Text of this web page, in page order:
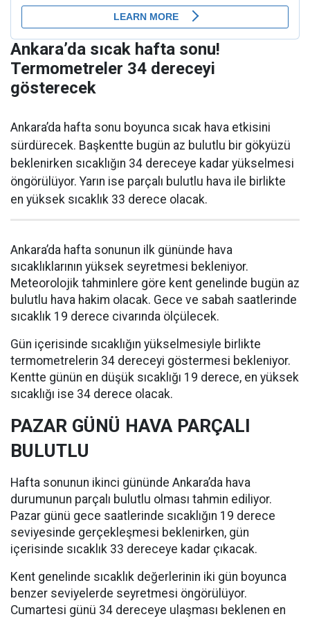
Ankara’da sıcak hafta sonu!
Termometreler 34 dereceyi
gösterecek
Ankara’da hafta sonu boyunca sıcak hava etkisini
sürdürecek. Başkentte bugün az bulutlu bir gökyüzü
beklenirken sıcaklığın 34 dereceye kadar yükselmesi
öngörülüyor. Yarın ise parçalı bulutlu hava ile birlikte
en yüksek sıcaklık 33 derece olacak.
Ankara’da hafta sonunun ilk gününde hava
sıcaklıklarının yüksek seyretmesi bekleniyor.
Meteorolojik tahminlere göre kent genelinde bugün az
bulutlu hava hakim olacak. Gece ve sabah saatlerinde
sıcaklık 19 derece civarında ölçülecek.
Gün içerisinde sıcaklığın yükselmesiyle birlikte
termometrelerin 34 dereceyi göstermesi bekleniyor.
Kentte günün en düşük sıcaklığı 19 derece, en yüksek
sıcaklığı ise 34 derece olacak.
PAZAR GÜNÜ HAVA PARÇALI
BULUTLU
Hafta sonunun ikinci gününde Ankara’da hava
durumunun parçalı bulutlu olması tahmin ediliyor.
Pazar günü gece saatlerinde sıcaklığın 19 derece
seviyesinde gerçekleşmesi beklenirken, gün
içerisinde sıcaklık 33 dereceye kadar çıkacak.
Kent genelinde sıcaklık değerlerinin iki gün boyunca
benzer seviyelerde seyretmesi öngörülüyor.
Cumartesi günü 34 dereceye ulaşması beklenen en